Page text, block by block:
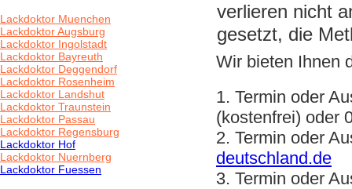
Lackdoktor Muenchen
Lackdoktor Augsburg
Lackdoktor Ingolstadt
Lackdoktor Bayreuth
Lackdoktor Deggendorf
Lackdoktor Rosenheim
Lackdoktor Landshut
Lackdoktor Traunstein
Lackdoktor Passau
Lackdoktor Regensburg
Lackdoktor Hof
Lackdoktor Nuernberg
Lackdoktor Fuessen
verlieren nicht
gesetzt, die
Wir bieten Ihnen
1. Termin oder
(kostenfrei) oder
2. Termin oder
deutschland.de
3. Termin oder